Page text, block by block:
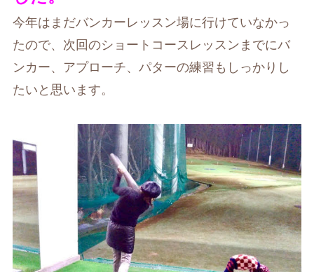
今年はまだバンカーレッスン場に行けていなかっ
たので、次回のショートコースレッスンまでにバ
ンカー、アプローチ、パターの練習もしっかりし
たいと思います。